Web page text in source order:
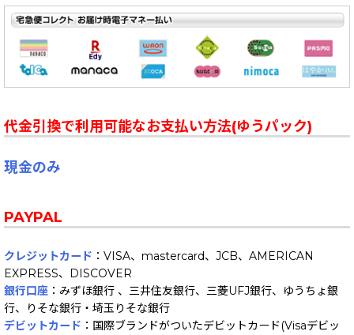
代金引換で利用可能なお支払い方法(ゆうパック)
現金のみ
PAYPAL
クレジットカード ：VISA、mastercard、JCB、AMERICAN
EXPRESS、DISCOVER
銀行口座 ：みずほ銀行 、三井住友銀行、三菱UFJ銀行、ゆうちょ銀
行、りそな銀行・埼玉りそな銀行
デビットカード ：国際ブランドがついたデビットカード(Visaデビッ